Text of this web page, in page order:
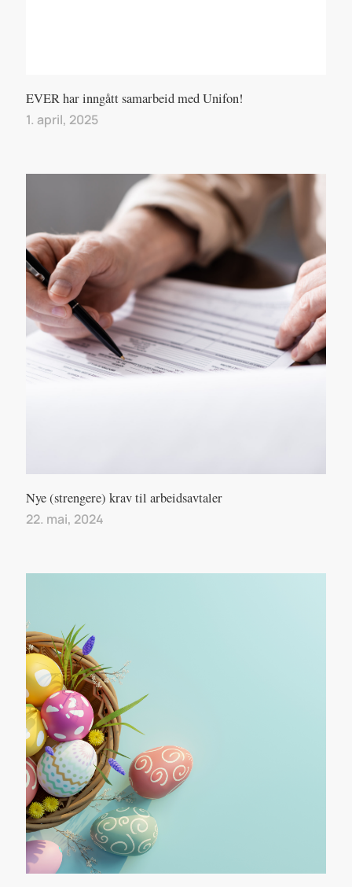
EVER har inngått samarbeid med Unifon!
1. april, 2025
Nye (strengere) krav til arbeidsavtaler
22. mai, 2024